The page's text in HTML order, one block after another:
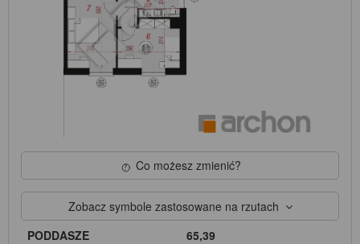
Co możesz zmienić?
Zobacz symbole zastosowane na rzutach
PODDASZE
65,39